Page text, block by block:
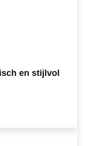
en stijlvol